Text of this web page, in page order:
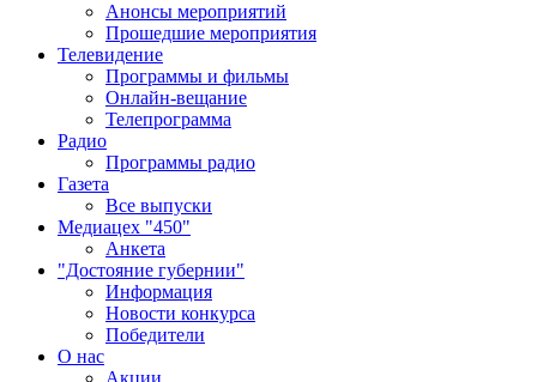
Анонсы мероприятий
Прошедшие мероприятия
Телевидение
Программы и фильмы
Онлайн-вещание
Телепрограмма
Радио
Программы радио
Газета
Все выпуски
Медиацех "450"
Анкета
"Достояние губернии"
Информация
Новости конкурса
Победители
О нас